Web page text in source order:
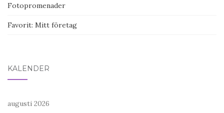
Fotopromenader
Favorit: Mitt företag
KALENDER
augusti 2026